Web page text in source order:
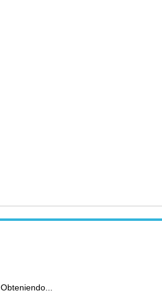
Obteniendo...